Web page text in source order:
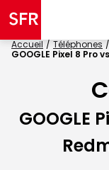
Accueil Téléphones
GOOGLE Pixel 8 Pro
GOOGLE